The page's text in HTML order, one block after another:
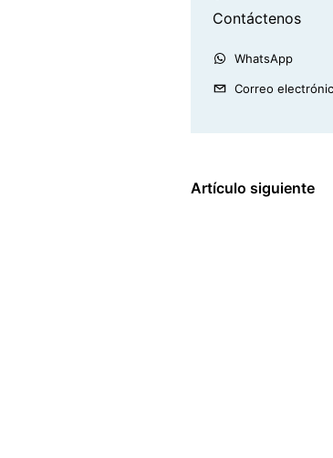
Contáctenos
WhatsApp
Correo
Artículo siguiente